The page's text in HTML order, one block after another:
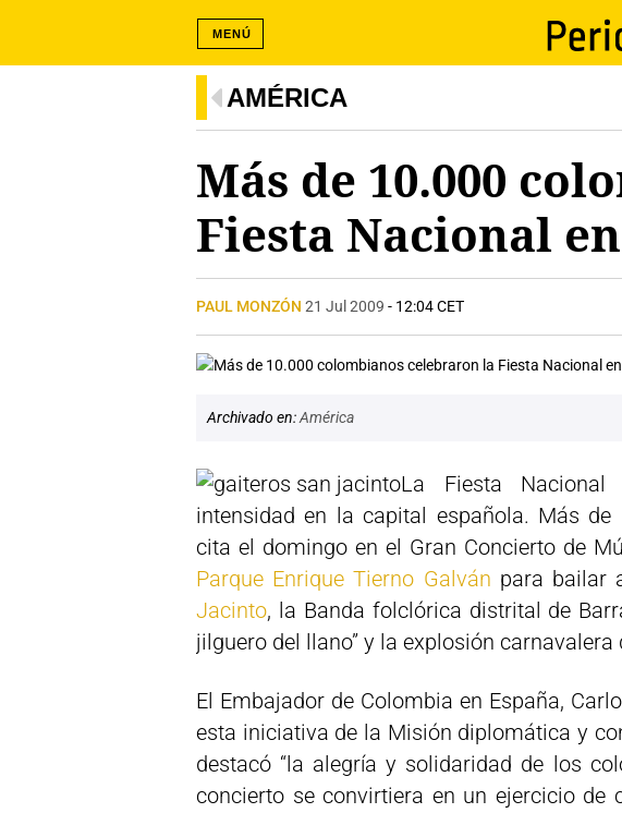
MENÚ
AMÉRICA
Más de 10.000
Fiesta Nacional
PAUL MONZÓN 21 Jul 2009 - 12:04 CET
Archivado en:América
La Fiesta
intensidad en la capital española. Más
cita el domingo en el Gran Concierto de
Parque Enrique Tierno Galván para bailar
Jacinto, la Banda folclórica distrital de
jilguero del llano” y la explosión carnavalera
El Embajador de Colombia en España,
esta iniciativa de la Misión diplomática y
destacó “la alegría y solidaridad de los
concierto se convirtiera en un ejercicio de